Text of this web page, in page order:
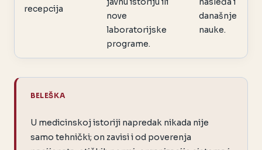
recepcija
nove
laboratorijske
programe.
današnje
nauke.
BELEŠKA
U medicinskoj istoriji napredak nikada nije
samo tehnički; on zavisi i od poverenja